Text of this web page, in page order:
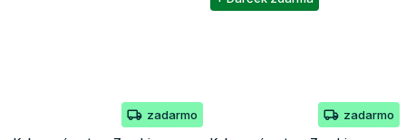
zadarmo
zadarmo